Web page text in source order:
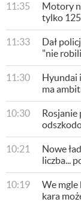
11:35
​Motory
tylko 125
11:33
Dał
"nie
11:30
Hyundai
ma
10:30
Rosjanie
10:21
Nowe
liczba...
10:19
We mgle
kara